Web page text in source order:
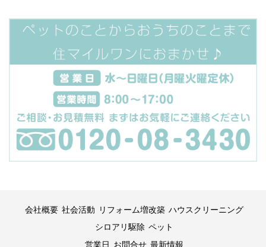
会社概要 社会活動 リフォーム増改築 ハウスクリーニング
シロアリ駆除 ペット
営業日 お問合せ 最新情報